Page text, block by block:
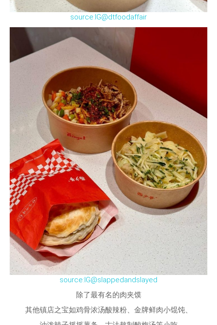
source:IG@dtfoodaffair
source:IG@slappedandslayed
除了最有名的肉夹馍
其他镇店之宝如鸡骨浓汤酸辣粉、金牌鲜肉小馄饨、